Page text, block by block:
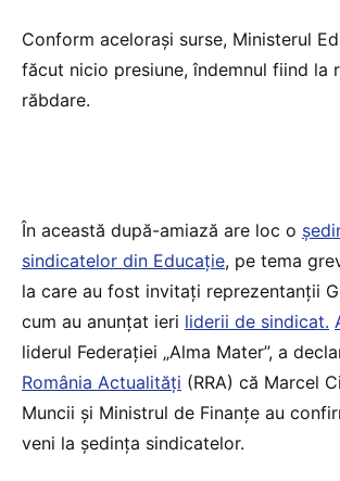
Conform acelorași surse, Ministerul
făcut nicio presiune, îndemnul fiind la
răbdare.
În această după-amiază are loc o
sindicatelor din Educație, pe tema
la care au fost invitați reprezentanții
cum au anunțat ieri liderii de sindicat.
liderul Federației „Alma Mater”, a
România Actualități (RRA) că Marcel
Muncii și Ministrul de Finanțe au
veni la ședința sindicatelor.